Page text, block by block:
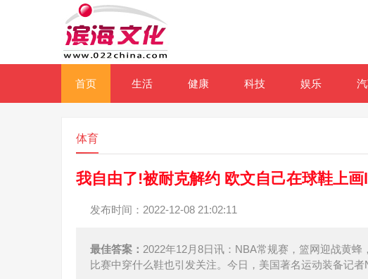
首页 生活 健康 科技 娱乐
体育
我自由了!被耐克解约 欧文自己在球鞋上
发布时间：2022-12-08 21:02:11
最佳答案： 2022年12月8日讯：NBA常规赛，篮网迎战黄
比赛中穿什么鞋也引发关注。今日，美国著名运动装备记